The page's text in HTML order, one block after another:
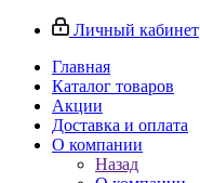
Личный кабинет
Главная
Каталог товаров
Акции
Доставка и оплата
О компании
Назад